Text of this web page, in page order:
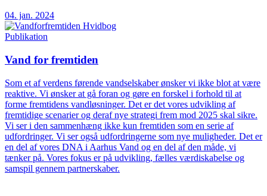
04. jan. 2024
Publikation
Vand for fremtiden
Som et af verdens førende vandselskaber ønsker vi ikke blot at være
reaktive. Vi ønsker at gå foran og gøre en forskel i forhold til at
forme fremtidens vandløsninger. Det er det vores udvikling af
fremtidige scenarier og deraf nye strategi frem mod 2025 skal sikre.
Vi ser i den sammenhæng ikke kun fremtiden som en serie af
udfordringer. Vi ser også udfordringerne som nye muligheder. Det er
en del af vores DNA i Aarhus Vand og en del af den måde, vi
tænker på. Vores fokus er på udvikling, fælles værdiskabelse og
samspil gennem partnerskaber.